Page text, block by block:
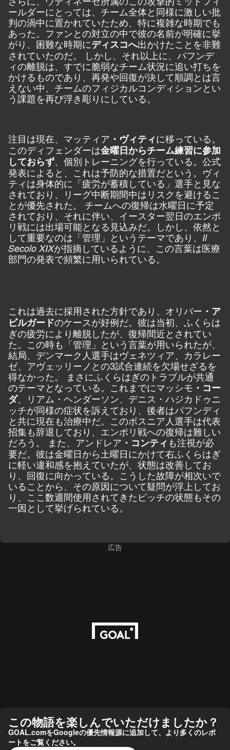
ールダーにとっては、チーム全体と同様に激しい批
判の渦中に置かれていたため、特に複雑な時期でも
あった。ファンとの対立の中で彼の名前が明確に挙
がり、困難な時期にディスコへ出かけたことを非難
されていたのだ。 しかし、それ以上に、パフンデ
ィの離脱は、すでに脆弱なチーム状況に追い打ちを
かけるものであり、再発や回復が決して順調とは言
えない中、チームのフィジカルコンディションとい
う課題を再び浮き彫りにしている。
注目は現在、マッティア ・ヴィティに移っている。
このディフェンダーは金曜日からチーム練習に参加
しておらず、個別トレーニングを行っている。公式
発表によると、これは予防的な措置だという。ヴィ
ティは身体的に「疲労が蓄積している」選手と見な
されており、リーグ中断期間中はリスクを避けるこ
とが優先された。 チームへの復帰は水曜日に予定
されており、それに伴い、イースター翌日のエンポ
リ戦には出場可能となる見込みだ。しかし、依然と
して重要なのは「管理」というテーマであり、 Il
Secolo XIXが指摘しているように、この言葉は医療
部門の発表で頻繁に用いられている。
これは過去に採用された方針であり、オリバー ・ア
ビルガードのケースが好例だ。彼は当初、ふくらは
ぎの疲労により離脱したが、復帰間近とされてい
た。この時も「管理」という言葉が用いられたが、
結局、デンマーク人選手はヴェネツィア、カラレー
ゼ、アヴェッリーノとの3試合連続を欠場せざるを
得なかった。 まさにふくらはぎのトラブルが共通
のテーマとなっている。これまでにマッシモ ・コー
ダ、リアム・ヘンダーソン、デニス・ハジカドゥニ
ッチが同様の症状を訴えており、後者はパフンディ
と共に現在も治療中だ。このボスニア人選手は代表
招集も辞退しており、エンポリ戦への復帰は難しい
だろう。 また、アンドレア ・コンティも注視が必
要だ。彼は金曜日から土曜日にかけて右ふくらはぎ
に軽い違和感を抱えていたが、状態は改善してお
り、回復に向かっている。こうした故障が相次いで
いることから、その原因について疑問が浮上してお
り、ここ数週間使用されてきたピッチの状態もその
一因として挙げられている。
広告
この物語を楽しんでいただけましたか？
GOAL.comをGoogleの優先情報源に追加して、より多くのレポ
ートをご覧ください。